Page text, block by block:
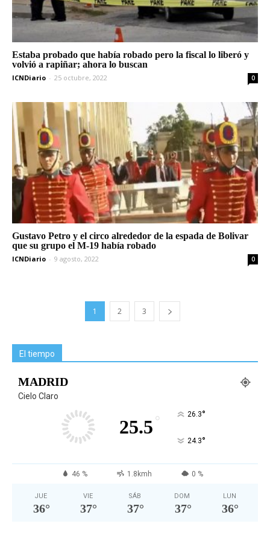
Estaba probado que había robado pero la fiscal lo liberó y
volvió a rapiñar; ahora lo buscan
ICNDiario - 25 octubre, 2022 0
Gustavo Petro y el circo alrededor de la espada de Bolivar
que su grupo el M-19 había robado
ICNDiario - 9 agosto, 2022 0
1 2 3
El tiempo
MADRID
Cielo Claro
25.5 ° 26.3°
24.3°
46 % 1.8kmh 0 %
JUE
36°
VIE
37°
SÁB
37°
DOM
37°
LUN
36°